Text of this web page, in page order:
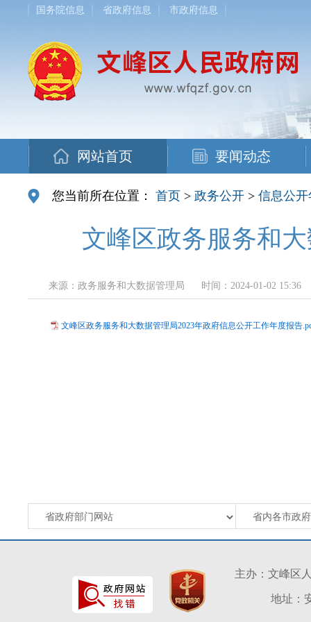
国务院信息 省政府信息 市政府信息
网站首页 要闻动态
您当前所在位置： 首页 > 政务公开 > 信息公
文峰区政务服务和
来源：政务服务和大数据管理局 时间：2024-01-02 15:36
文峰区政务服务和大数据管理局2023年政府信息公开工作年度报告
主办：文峰区
地址：